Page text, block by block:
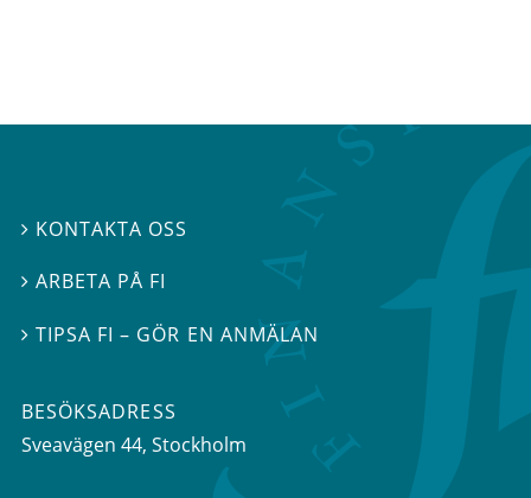
 KONTAKTA OSS
ARBETA PÅ FI
TIPSA FI – GÖR EN ANMÄLAN
BESÖKSADRESS
Sveavägen 44, Stockholm